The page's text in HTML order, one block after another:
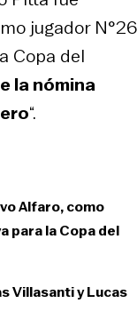
jugador N°26
Copa del
la nómina
“.
Alfaro, como
para la Copa del
Villasanti y Lucas